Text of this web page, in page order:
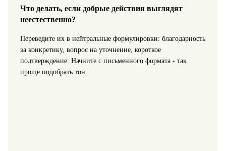
Что делать, если добрые действия выглядят
неестественно?
Переведите их в нейтральные формулировки: благодарность
за конкретику, вопрос на уточнение, короткое
подтверждение. Начните с письменного формата - так
проще подобрать тон.